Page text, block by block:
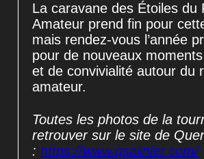
La caravane des Étoiles du
Amateur prend fin pour
mais rendez-vous l’année
pour de nouveaux
et de convivialité autour du
amateur.
Toutes les photos de la
retrouver sur le site de
: https://www.qsalinier.com/